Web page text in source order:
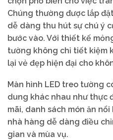
Chúng thường được lắp
dễ dàng thu hút sự chú ý
bước vào. Với thiết kế
tường không chỉ tiết kiệm
lại vẻ đẹp hiện đại cho
Màn hình LED treo tường
dung khác nhau như thực
mãi, danh sách món ăn
nhà hàng dễ dàng điều
gian và mùa vụ.